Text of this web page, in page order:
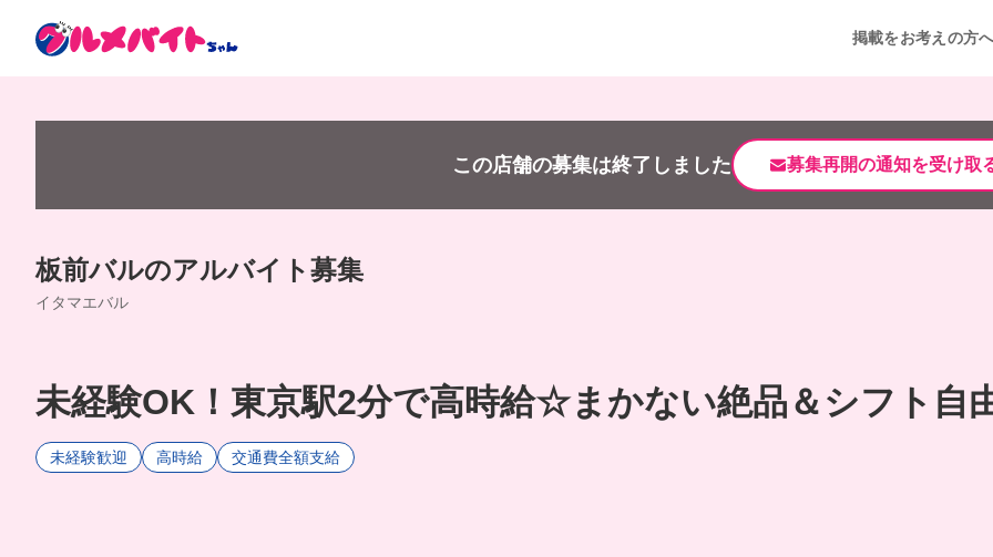
掲載をお考えの方
この店舗の募集は終了しました 募集再開の通知を受け取
板前バルのアルバイト募集
イタマエバル
未経験OK！東京駅2分で高時給☆まかない絶品＆シフト自
未経験歓迎 高時給 交通費全額支給